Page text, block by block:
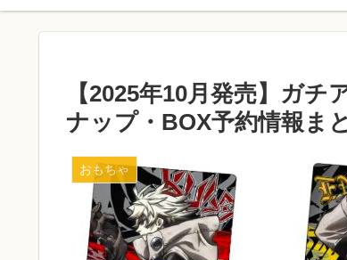
【2025年10月発売】ガ
ナップ・BOX予約情報ま
おもちゃ